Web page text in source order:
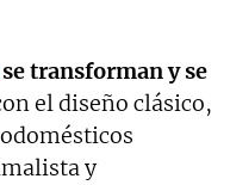
se transforman y se
el diseño clásico,
y